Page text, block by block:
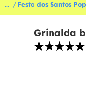
... Festa dos Santos
Grinalda